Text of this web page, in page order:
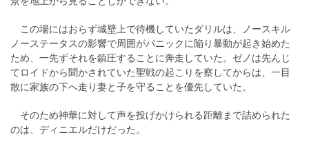
この場にはおらず城壁上で待機していたダリルは、ノースキル
ノーステータスの影響で周囲がパニックに陥り暴動が起き始めた
ため、一先ずそれを鎮圧することに奔走していた。ゼノは先んじ
てロイドから聞かされていた聖戦の起こりを察してからは、一目
散に家族の下へ走り妻と子を守ることを優先していた。
そのため神華に対して声を投げかけられる距離まで詰められた
のは、ディニエルだけだった。